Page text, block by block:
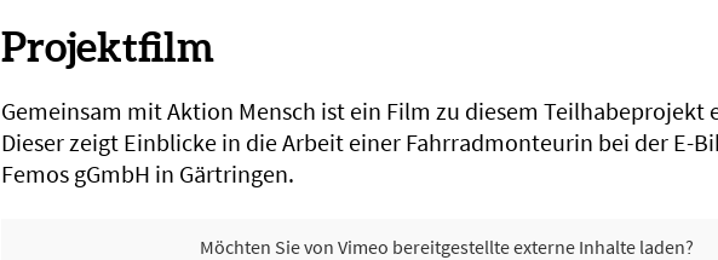
Projektfilm
Gemeinsam mit Aktion Mensch ist ein Film zu diesem Teilhabeprojekt
Dieser zeigt Einblicke in die Arbeit einer Fahrradmonteurin bei der E-
Femos gGmbH in Gärtringen.
Möchten Sie von Vimeo bereitgestellte externe Inhalte laden?